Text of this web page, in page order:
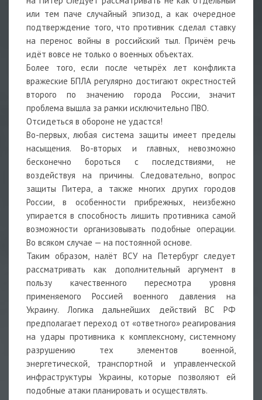
или тем паче случайный эпизод, а как очередное
подтверждение того, что противник сделал ставку
на перенос войны в российский тыл. Причём речь
идёт вовсе не только о военных объектах.
Более того, если после четырёх лет конфликта
вражеские БПЛА регулярно достигают окрестностей
второго по значению города России, значит
проблема вышла за рамки исключительно ПВО.
Отсидеться в обороне не удастся!
Во-первых, любая система защиты имеет пределы
насыщения. Во-вторых и главных, невозможно
бесконечно бороться с последствиями, не
воздействуя на причины. Следовательно, вопрос
защиты Питера, а также многих других городов
России, в особенности прибрежных, неизбежно
упирается в способность лишить противника самой
возможности организовывать подобные операции.
Во всяком случае — на постоянной основе.
Таким образом, налёт ВСУ на Петербург следует
рассматривать как дополнительный аргумент в
пользу качественного пересмотра уровня
применяемого Россией военного давления на
Украину. Логика дальнейших действий ВС РФ
предполагает переход от «ответного» реагирования
на удары противника к комплексному, системному
разрушению тех элементов военной,
энергетической, транспортной и управленческой
инфраструктуры Украины, которые позволяют ей
подобные атаки планировать и осуществлять.